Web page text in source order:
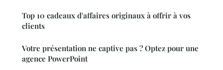
Top 10 cadeaux d'affaires originaux à offrir à vos
clients
Votre présentation ne captive pas ? Optez pour une
agence PowerPoint